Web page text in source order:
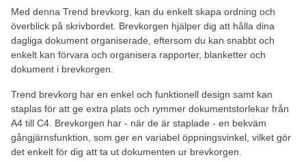
Med denna Trend brevkorg, kan du enkelt skapa ordning och
överblick på skrivbordet. Brevkorgen hjälper dig att hålla dina
dagliga dokument organiserade, eftersom du kan snabbt och
enkelt kan förvara och organisera rapporter, blanketter och
dokument i brevkorgen.
Trend brevkorg har en enkel och funktionell design samt kan
staplas för att ge extra plats och rymmer dokumentstorlekar från
A4 till C4. Brevkorgen har - när de är staplade - en bekväm
gångjärnsfunktion, som ger en variabel öppningsvinkel, vilket gör
det enkelt för dig att ta ut dokumenten ur brevkorgen.